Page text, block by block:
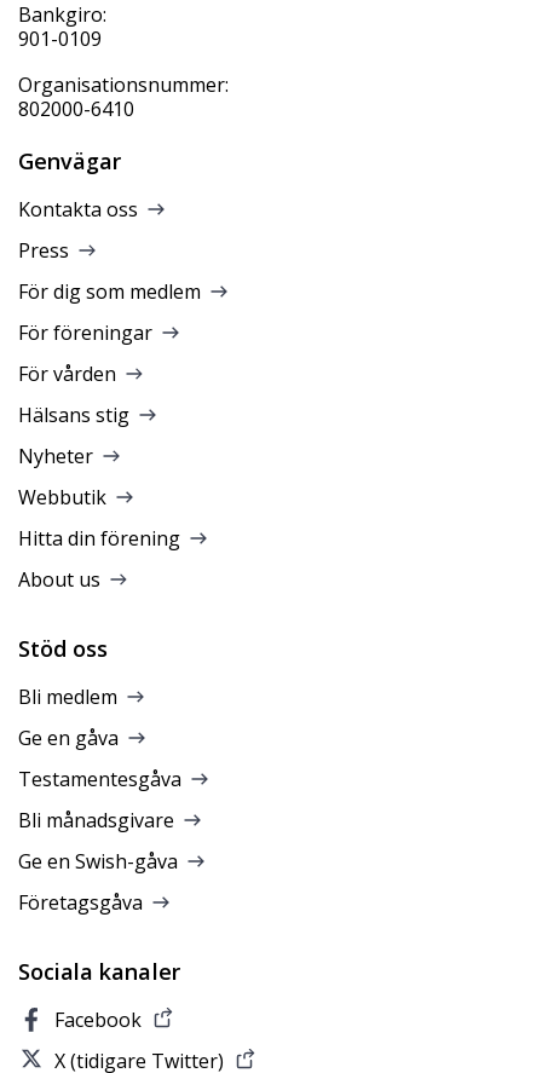
Bankgiro:
901-0109
Organisationsnummer:
802000-6410
Genvägar
Kontakta oss
Press
För dig som medlem
För föreningar
För vården
Hälsans stig
Nyheter
Webbutik
Hitta din förening
About us
Stöd oss
Bli medlem
Ge en gåva
Testamentesgåva
Bli månadsgivare
Ge en Swish-gåva
Företagsgåva
Sociala kanaler
Facebook
X (tidigare Twitter)